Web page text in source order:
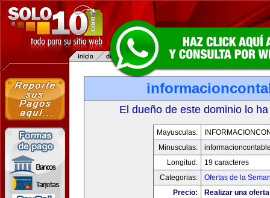
El dueño de este dominio lo
Mayusculas:
Minusculas:
Longitud:
19 caracteres
Categorias:
Ofertas de la
Precio:
Realizar una